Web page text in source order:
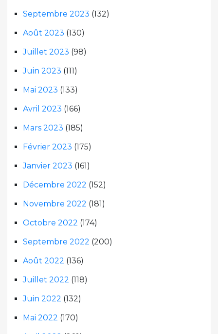
Septembre 2023 (132)
Août 2023 (130)
Juillet 2023 (98)
Juin 2023 (111)
Mai 2023 (133)
Avril 2023 (166)
Mars 2023 (185)
Février 2023 (175)
Janvier 2023 (161)
Décembre 2022 (152)
Novembre 2022 (181)
Octobre 2022 (174)
Septembre 2022 (200)
Août 2022 (136)
Juillet 2022 (118)
Juin 2022 (132)
Mai 2022 (170)